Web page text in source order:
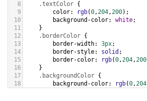
8
.textColor {
9
color: rgb(0,204,200);
10
background-color: white;
11
}
12
.borderColor {
13
border-width: 3px;
14
border-style: solid ;
15
border-color: rgb(0,204,200
16
}
17
.backgroundColor {
18
background-color: rgb(0,204